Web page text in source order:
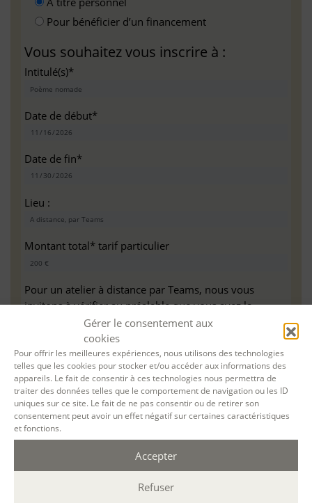
Gérer le consentement aux
cookies
Pour offrir les meilleures expériences, nous utilisons des technologies
telles que les cookies pour stocker et/ou accéder aux informations des
appareils. Le fait de consentir à ces technologies nous permettra de
traiter des données telles que le comportement de navigation ou les ID
uniques sur ce site. Le fait de ne pas consentir ou de retirer son
consentement peut avoir un effet négatif sur certaines caractéristiques
et fonctions.
Accepter
Refuser
Pour bénéficier d’un financement
Vous souhaitez vous inscrire à :
Intitulé(s)*
Date de début*
Date de fin*
Lieu :
Montant total* tarif particulier
Pour un atelier à distance par Teams, nous vous
invitons à vérifier au préalable que vous avez la
configuration minimale requise pour pouvoir travailler
dans les meilleures conditions : Configuration
matérielle requise pourMicrosoft Teams | Microsoft
Learn
Accessibilité : ALEPH-ÉCRITURE est sensible à l’inclusion des
personnes en situation de handicap. Si vous avez besoin
d’un aménagement spécifique de programme, n’hésitez pas
à nous contacter en amont de votre inscription afin